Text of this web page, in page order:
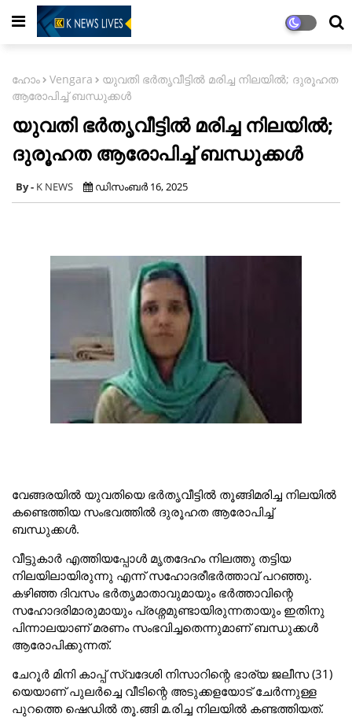
ഹോം Vengara
യുവതി ഭർതൃവീട്ടിൽ മരിച്ച നിലയിൽ; ദുരൂഹത
ആരോപിച്ച് ബന്ധുക്കൾ
യുവതി ഭർതൃവീട്ടിൽ മരിച്ച നിലയിൽ;
ദുരൂഹത ആരോപിച്ച് ബന്ധുക്കൾ
K NEWS ഡിസംബർ 16, 2025
വേങ്ങരയിൽ യുവതിയെ ഭർതൃവീട്ടിൽ തൂങ്ങിമരിച്ച നിലയിൽ
കണ്ടെത്തിയ സംഭവത്തിൽ ദുരൂഹത ആരോപിച്ച്
ബന്ധുക്കൾ.
വീട്ടുകാർ എത്തിയപ്പോൾ മൃതദേഹം നിലത്തു തട്ടിയ
നിലയിലായിരുന്നു എന്ന് സഹോദരീഭർത്താവ് പറഞ്ഞു.
കഴിഞ്ഞ ദിവസം ഭർതൃമാതാവുമായും ഭർത്താവിന്റെ
സഹോദരിമാരുമായും പ്രശ്നമുണ്ടായിരുന്നതായും ഇതിനു
പിന്നാലയാണ് മരണം സംഭവിച്ചതെന്നുമാണ് ബന്ധുക്കൾ
ആരോപിക്കുന്നത്.
ചേറൂർ മിനി കാപ്പ് സ്വദേശി നിസാറിന്റെ ഭാര്യ ജലീസ (31)
യെയാണ് പുലർച്ചെ വീടിന്റെ അടുക്കളയോട് ചേർന്നുള്ള
പുറത്തെ ഷെഡിൽ തൂ.ങ്ങി മ.രിച്ച നിലയിൽ കണ്ടത്തിയത്.